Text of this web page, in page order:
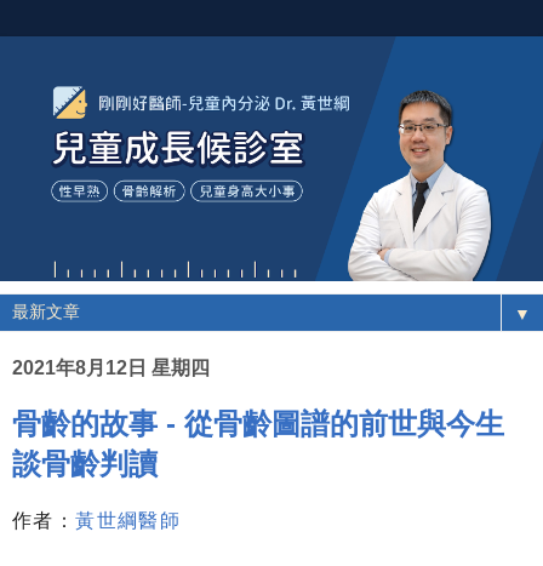
▼
2021年8月12日 星期四
骨齡的故事 - 從骨齡圖譜的前世與今生
談骨齡判讀
作者：黃世綱醫師